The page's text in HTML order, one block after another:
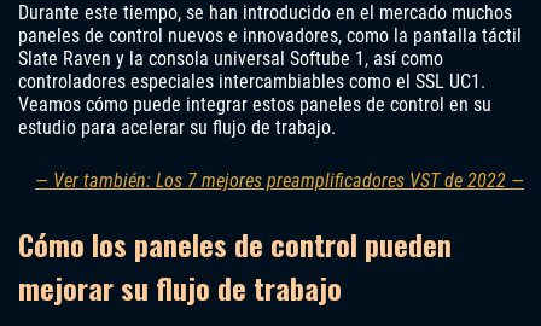
Durante este tiempo, se han introducido en el mercado muchos
paneles de control nuevos e innovadores, como la pantalla táctil
Slate Raven y la consola universal Softube 1, así como
controladores especiales intercambiables como el SSL UC1.
Veamos cómo puede integrar estos paneles de control en su
estudio para acelerar su flujo de trabajo.
— Ver también: Los 7 mejores preamplificadores VST de 2022 —
Cómo los paneles de control pueden
mejorar su flujo de trabajo